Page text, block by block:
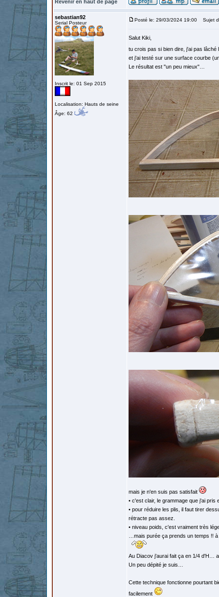
Revenir en haut de page
sebastian92
Serial Posteur
Inscrit le: 01 Sep 2015
Localisation: Hauts de seine
Âge: 62
Posté le: 29/03/2024 19:00 Sujet
Salut Kiki,
tu crois pas si bien dire, j'ai pas lâché
et j'ai testé sur une surface courbe
Le résultat est "un peu mieux"…
mais je n'en suis pas satisfait
• c'est clair, le grammage que j'ai
• pour réduire les plis, il faut tirer
rétracte pas assez.
• niveau poids, c'est vraiment très
…mais purée ça prends un temps !!
Au Diacov j'aurai fait ça en 1/4 d'H…
Un peu dépité je suis…
Cette technique fonctionne pourtant
facilement